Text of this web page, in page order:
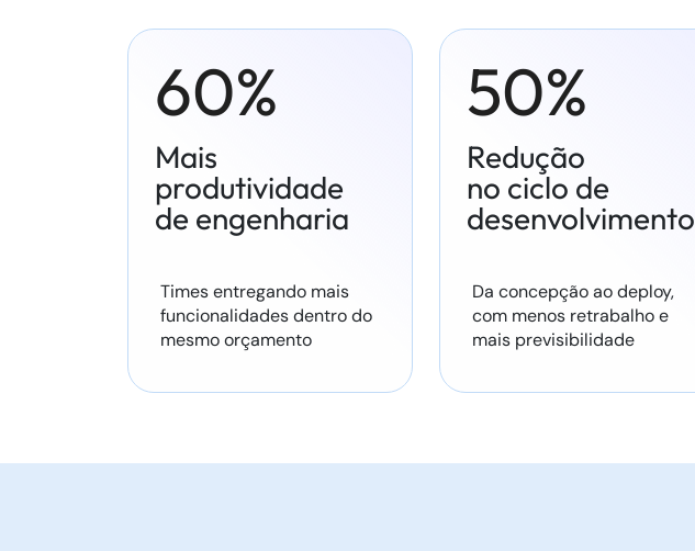
60%
Mais
produtividade
de engenharia
Times entregando mais
funcionalidades dentro do
mesmo orçamento
50%
Redução
no ciclo de
desenvolvimento
Da concepção ao deploy,
com menos retrabalho e
mais previsibilidade